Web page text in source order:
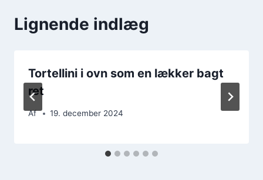
Lignende indlæg
Tortellini i ovn som en lækker bagt
ret
Af 19. december 2024